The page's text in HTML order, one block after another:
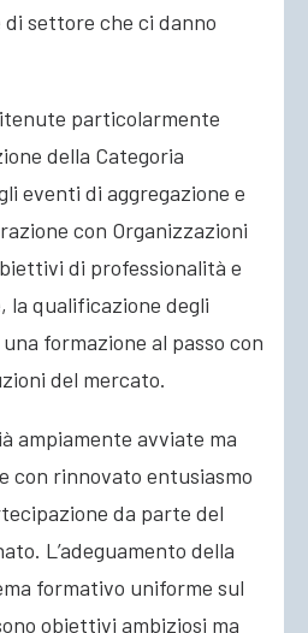
settore che ci danno
particolarmente
della Categoria
eventi di aggregazione e
con Organizzazioni
di professionalità e
la qualificazione degli
formazione al passo con
del mercato.
ampiamente avviate ma
con rinnovato entusiasmo
da parte del
L’adeguamento della
formativo uniforme sul
obiettivi ambiziosi ma